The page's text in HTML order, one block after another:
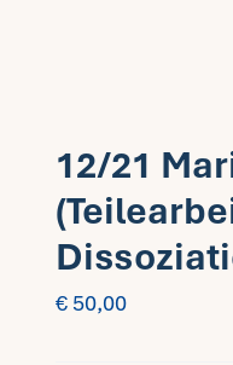
12/21
€ 50,00